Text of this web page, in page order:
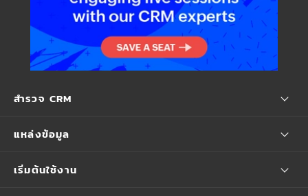
สำรวจ CRM
แหล่งข้อมูล
เริ่มต้นใช้งาน